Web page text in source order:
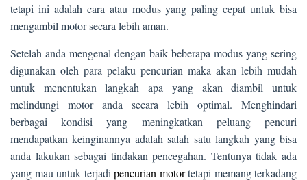
tetapi ini adalah cara atau modus yang paling cepat untuk bisa
mengambil motor secara lebih aman.
Setelah anda mengenal dengan baik beberapa modus yang sering
digunakan oleh para pelaku pencurian maka akan lebih mudah
untuk menentukan langkah apa yang akan diambil untuk
melindungi motor anda secara lebih optimal. Menghindari
berbagai kondisi yang meningkatkan peluang pencuri
mendapatkan keinginannya adalah salah satu langkah yang bisa
anda lakukan sebagai tindakan pencegahan. Tentunya tidak ada
yang mau untuk terjadi pencurian motortetapi memang terkadang